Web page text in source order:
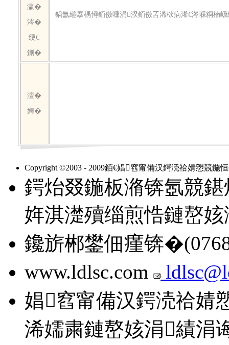
瀛�
涔�
绠€
鍘�
鍋氳繃搴楀憳銆傚嚑涓湀銆傚叾浠栨病浠€涔堢粡楠
澶�
娉�
Copyright ©2003 - 2009銆€娼窞甯備汉鍔涜祫婧愬競鍦
鍔炲叕鍦板潃锛氬競
姩淇濋殰缁煎悎鏈嶅
鑱旂郴鐢佃瘽锛
www.ldlsc.com
娼窞甯備汉鍔涜祫婧
浠嬬粛鏈嶅姟涓績涓